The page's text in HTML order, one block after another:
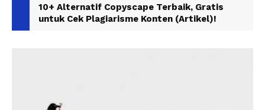
10+ Alternatif Copyscape Terbaik, Gratis
untuk Cek Plagiarisme Konten (Artikel)!